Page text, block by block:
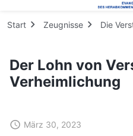
Start Zeugnisse Die
Der Lohn von
Verheimlichung
März 30, 2023